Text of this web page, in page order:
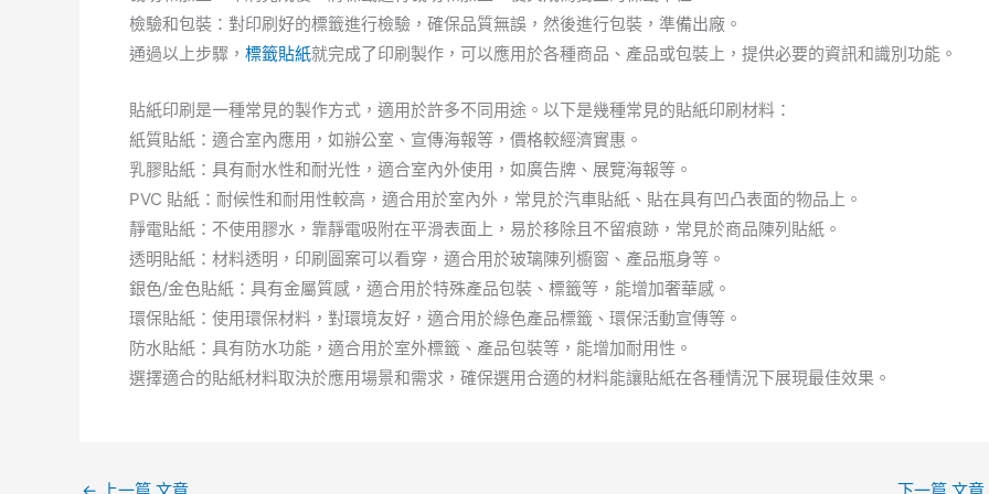
檢驗和包裝：對印刷好的標籤進行檢驗，確保品質無誤，然後進行包裝，準備出廠。
通過以上步驟， 標籤貼紙就完成了印刷製作，可以應用於各種商品、產品或包裝上，提供必要的資訊和識別功能。
貼紙印刷是一種常見的製作方式，適用於許多不同用途。以下是幾種常見的貼紙印刷材料：
紙質貼紙：適合室內應用，如辦公室、宣傳海報等，價格較經濟實惠。
乳膠貼紙：具有耐水性和耐光性，適合室內外使用，如廣告牌、展覽海報等。
PVC 貼紙：耐候性和耐用性較高，適合用於室內外，常見於汽車貼紙、貼在具有凹凸表面的物品上。
靜電貼紙：不使用膠水，靠靜電吸附在平滑表面上，易於移除且不留痕跡，常見於商品陳列貼紙。
透明貼紙：材料透明，印刷圖案可以看穿，適合用於玻璃陳列櫥窗、產品瓶身等。
銀色/金色貼紙：具有金屬質感，適合用於特殊產品包裝、標籤等，能增加奢華感。
環保貼紙：使用環保材料，對環境友好，適合用於綠色產品標籤、環保活動宣傳等。
防水貼紙：具有防水功能，適合用於室外標籤、產品包裝等，能增加耐用性。
選擇適合的貼紙材料取決於應用場景和需求，確保選用合適的材料能讓貼紙在各種情況下展現最佳效果。